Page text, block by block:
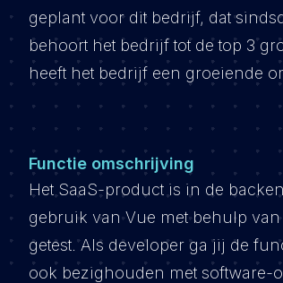
geplant voor dit bedrijf, dat
behoort het bedrijf tot de top 3
heeft het bedrijf een groeiende
Functie omschrijving
Het SaaS-product is in de
gebruik van Vue met behulp
getest. Als developer ga jij de
ook bezighouden met software-